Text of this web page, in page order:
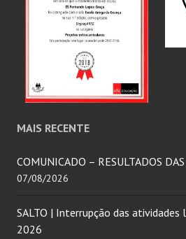
MAIS RECENTE
COMUNICADO – RESULTADOS
07/08/2026
SALTO | Interrupção das
2026